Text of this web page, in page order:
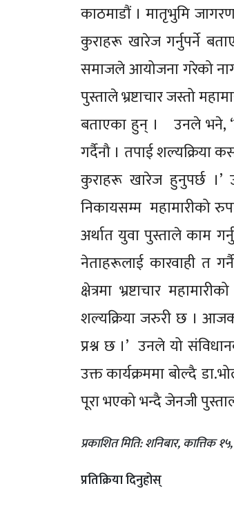
काठमाडौं । मातृभुमि
कुराहरू खारेज गर्नुपर्ने
समाजले आयोजना गरेको
पुस्ताले भ्रष्टाचार जस्तो
बताएका हुन् । उनले भने,
गर्दैनौ । तपाई शल्यक्रिया
कुराहरू खारेज हुनुपर्छ ।’
निकायसम्म महामारीको
अर्थात युवा पुस्ताले काम
नेताहरूलाई कारवाही त
क्षेत्रमा भ्रष्टाचार
शल्यक्रिया जरुरी छ ।
प्रश्न छ ।’ उनले यो
उक्त कार्यक्रममा बोल्दै
पूरा भएको भन्दै जेनजी
प्रकाशित मिति: शनिबार, कात्तिक
प्रतिक्रिया दिनुहोस्